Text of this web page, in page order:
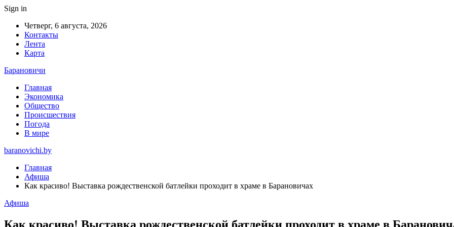
Sign in
Четверг, 6 августа, 2026
Контакты
Лента
Карта
Барановичи
Главная
Экономика
Общество
Происшествия
Погода
В мире
baranovichi.by
Главная
Афиша
Как красиво! Выставка рождественской батлейки проходит в храме в Барановичах
Афиша